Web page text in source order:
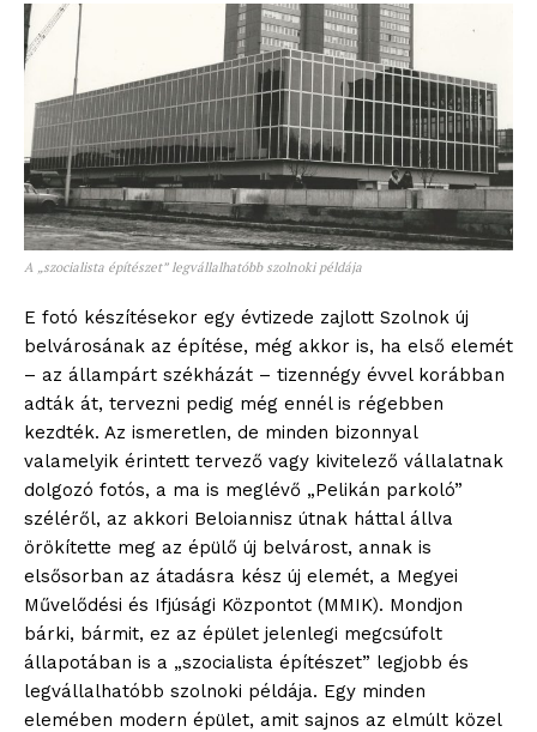
A „szocialista építészet” legvállalhatóbb szolnoki példája
E fotó készítésekor egy évtizede zajlott Szolnok új
belvárosának az építése, még akkor is, ha első elemét
– az állampárt székházát – tizennégy évvel korábban
adták át, tervezni pedig még ennél is régebben
kezdték. Az ismeretlen, de minden bizonnyal
valamelyik érintett tervező vagy kivitelező vállalatnak
dolgozó fotós, a ma is meglévő „Pelikán parkoló”
széléről, az akkori Beloiannisz útnak háttal állva
örökítette meg az épülő új belvárost, annak is
elsősorban az átadásra kész új elemét, a Megyei
Művelődési és Ifjúsági Központot (MMIK). Mondjon
bárki, bármit, ez az épület jelenlegi megcsúfolt
állapotában is a „szocialista építészet” legjobb és
legvállalhatóbb szolnoki példája. Egy minden
elemében modern épület, amit sajnos az elmúlt közel